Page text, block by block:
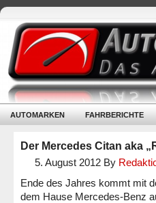
AUTOMARKEN FAHRBERICHTE
Der Mercedes Citan aka
5. August 2012 By
Ende des Jahres kommt mit
dem Hause Mercedes-Benz